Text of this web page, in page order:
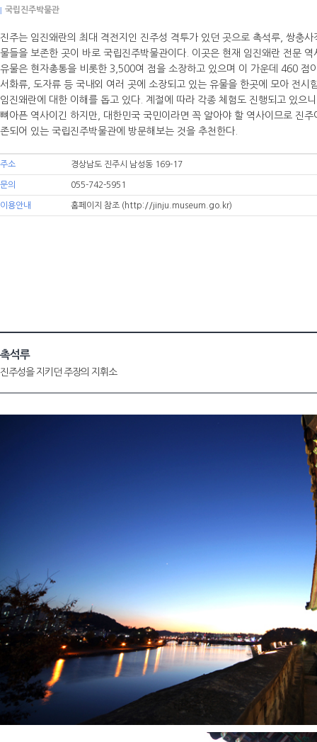
국립진주박물관
진주는 임진왜란의 최대 격전지인 진주성 격투가 있던 곳으로 촉석루, 쌍충
물들을 보존한 곳이 바로 국립진주박물관이다. 이곳은 현재 임진왜란 전문
유물은 현자총통을 비롯한 3,500여 점을 소장하고 있으며 이 가운데 460 점
서화류, 도자류 등 국내외 여러 곳에 소장되고 있는 유물을 한곳에 모아 전시
임진왜란에 대한 이해를 돕고 있다. 계절에 따라 각종 체험도 진행되고 있으
뼈아픈 역사이긴 하지만, 대한민국 국민이라면 꼭 알아야 할 역사이므로 진
존되어 있는 국립진주박물관에 방문해보는 것을 추천한다.
주소 경상남도 진주시 남성동 169-17
문의 055-742-5951
이용안내 홈페이지 참조 (http://jinju.museum.go.kr)
촉석루
진주성을 지키던 주장의 지휘소